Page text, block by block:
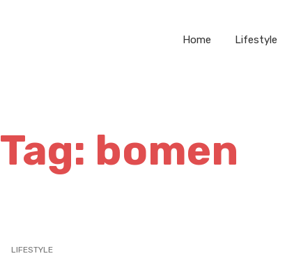
Home Lifestyle
Tag: bomen
LIFESTYLE